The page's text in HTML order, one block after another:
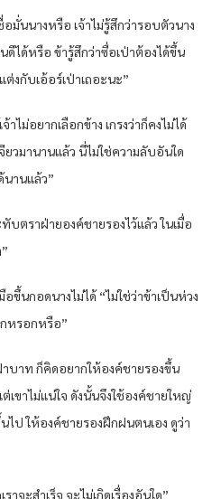
อมั่นนางหรือ เจ้าไม่รู้สึกว่ารอบตัวนาง
ดีได้หรือ ข้ารู้สึกว่าซื่อเป่าต้องได้ขึ้น
งกับเอ้อร์เป่าเถอะนะ”
ไม่อยากเลือกข้าง เกรงว่าก็คงไม่ได้
ยวมานานแล้ว นี่ไม่ใช่ความลับอันใด
นานแล้ว”
บตราฝ่ายองค์ชายรองไว้แล้ว ในเมื่อ
ขึ้นกอดนางไม่ได้ “ไม่ใช่ว่าข้าเป็นห่วง
กหรอกหรือ”
บาท ก็คิดอยากให้องค์ชายรองขึ้น
เขาไม่แน่ใจ ดังนั้นจึงใช้องค์ชายใหญ่
ไป ให้องค์ชายรองฝึกฝนตนเอง ดูว่า
าจะสำเร็จ จะไม่เกิดเรื่องอันใด”